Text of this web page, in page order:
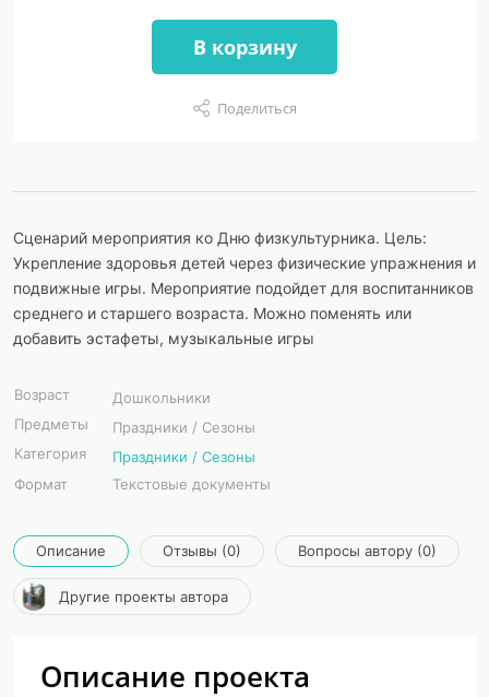
В корзину
Поделиться
Сценарий мероприятия ко Дню физкультурника. Цель:
Укрепление здоровья детей через физические упражнения и
подвижные игры. Мероприятие подойдет для воспитанников
среднего и старшего возраста. Можно поменять или
добавить эстафеты, музыкальные игры
Возраст
Дошкольники
Предметы
Праздники / Сезоны
Категория
Праздники / Сезоны
Формат
Текстовые документы
Описание Отзывы (0) Вопросы автору (0)
Другие проекты автора
Описание проекта